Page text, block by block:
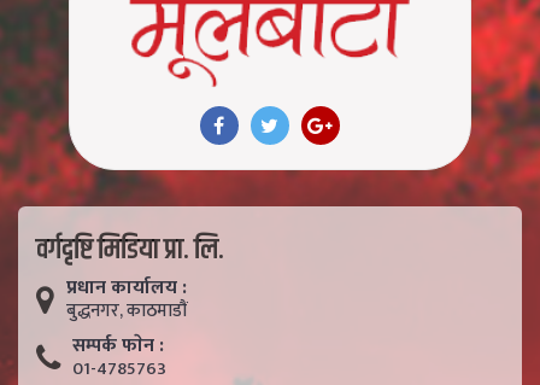
वर्गदृष्टि मिडिया प्रा. लि.
प्रधान कार्यालय :
बुद्धनगर, काठमाडाैं
सम्पर्क फाेन :
01-4785763